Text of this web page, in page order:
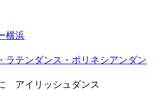
横浜
ラテンダンス・ポリネシアンダン
アイリッシュダンス